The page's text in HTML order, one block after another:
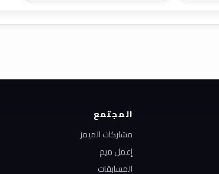
المجتمع
مشاركات الميمز
إعمل ميم
المسابقات